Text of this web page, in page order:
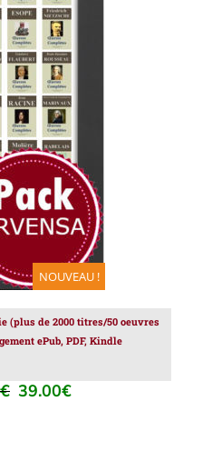
NOUVEAU !
/ DÉTAILS
(plus de 2000 titres/50 oeuvres
ePub, PDF, Kindle
€ Le
39.00€Le